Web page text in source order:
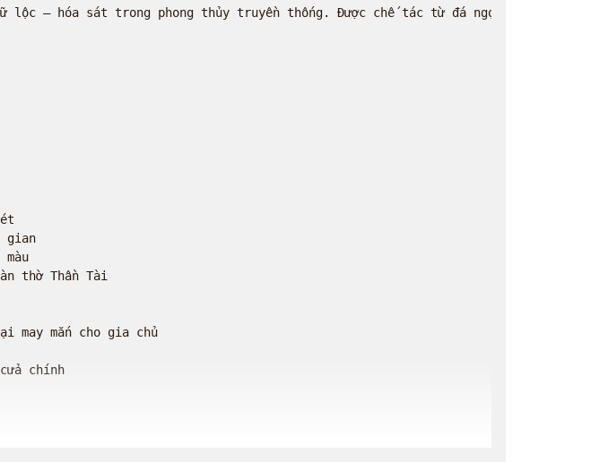
– hóa sát trong phong thủy truyền thống. Được chế tác từ đá ngọc Pakistan tự
gian
thờ Thần Tài
mắn cho gia chủ
chính